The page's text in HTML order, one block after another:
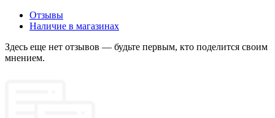
Отзывы
Наличие в магазинах
Здесь еще нет отзывов — будьте первым, кто поделится своим
мнением.